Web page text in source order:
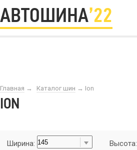
АВТОШИНА’22
Главная → Каталог шин → Ion
ION
Ширина: Высота: